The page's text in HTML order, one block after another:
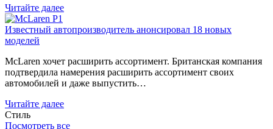
Читайте далее
Известный автопроизводитель анонсировал 18 новых
моделей
McLaren хочет расширить ассортимент. Британская компания
подтвердила намерения расширить ассортимент своих
автомобилей и даже выпустить…
Читайте далее
Стиль
Посмотреть все